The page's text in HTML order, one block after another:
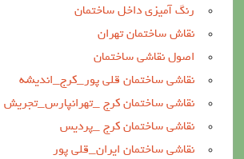
رنگ آمیزی داخل ساختمان
نقاش ساختمان تهران
اصول نقاشی ساختمان
نقاشی ساختمان قلی پور_کرج_اندیشه
نقاشی ساختمان کرج _تهرانپارس_تجریش
نقاشی ساختمان کرج _پردیس
نقاشی ساختمان ایران_قلی پور